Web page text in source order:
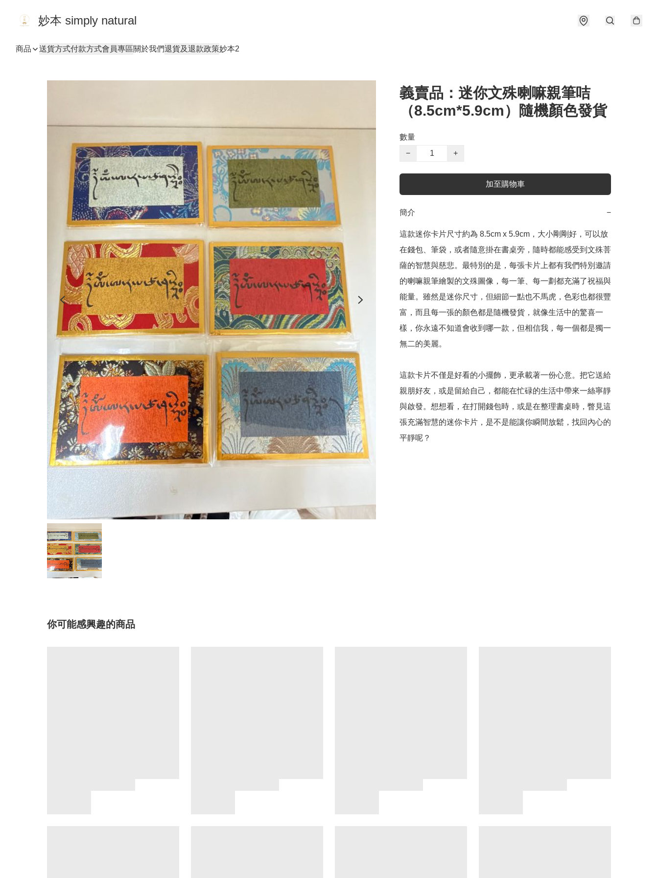
妙本 simply natural
商品 送貨方式付款方式會員專區關於我們退貨及退款政策妙本2
義賣品：迷你文殊喇嘛親筆咭
（8.5cm*5.9cm）隨機顏色發貨
數量
−
+
加至購物車
簡介 −
這款迷你卡片尺寸約為 8.5cm x 5.9cm，大小剛剛好，可以放
在錢包、筆袋，或者隨意掛在書桌旁，隨時都能感受到文殊菩
薩的智慧與慈悲。最特別的是，每張卡片上都有我們特別邀請
的喇嘛親筆繪製的文殊圖像，每一筆、每一劃都充滿了祝福與
能量。雖然是迷你尺寸，但細節一點也不馬虎，色彩也都很豐
富，而且每一張的顏色都是隨機發貨，就像生活中的驚喜一
樣，你永遠不知道會收到哪一款，但相信我，每一個都是獨一
無二的美麗。
這款卡片不僅是好看的小擺飾，更承載著一份心意。把它送給
親朋好友，或是留給自己，都能在忙碌的生活中帶來一絲寧靜
與啟發。想想看，在打開錢包時，或是在整理書桌時，瞥見這
張充滿智慧的迷你卡片，是不是能讓你瞬間放鬆，找回內心的
平靜呢？
你可能感興趣的商品